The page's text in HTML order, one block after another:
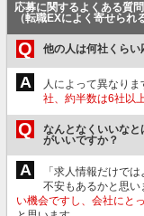
応募に関するよくある質問
（転職EXによく寄せられ
Q 他の人は何社くらい
A 人によって異なりま
社、約半数は6社以
Q
なんとなくいいな
がいいですか？
A
「求人情報だけで
不安もあるかと思い
い機会ですし、会社にと